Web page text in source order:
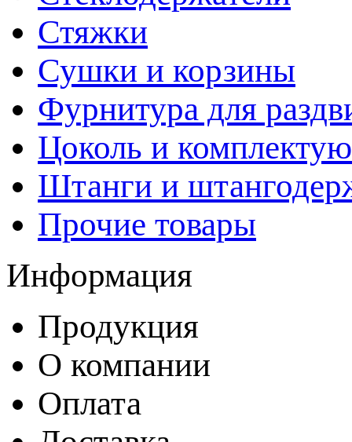
Стяжки
Сушки и корзины
Фурнитура для
Цоколь и
Штанги и
Прочие товары
Информация
Продукция
О компании
Оплата